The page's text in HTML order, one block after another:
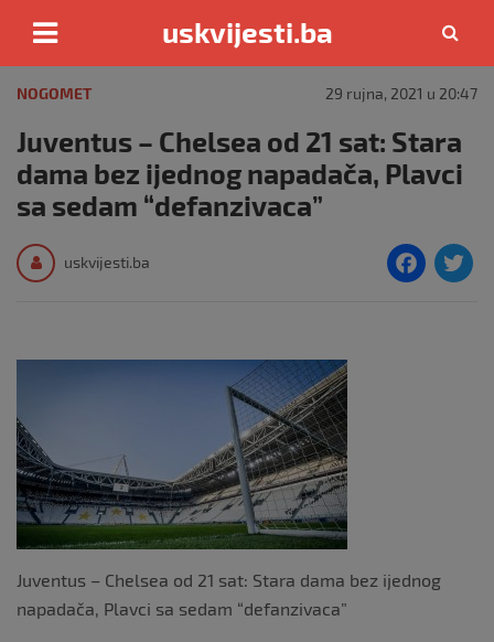
content
uskvijesti.ba
NOGOMET 29 rujna, 2021 u 20:47
Juventus – Chelsea od 21 sat: Stara
dama bez ijednog napadača, Plavci
sa sedam “defanzivaca”
uskvijesti.ba
F
Juventus – Chelsea od 21 sat: Stara dama bez ijednog
napadača, Plavci sa sedam “defanzivaca”